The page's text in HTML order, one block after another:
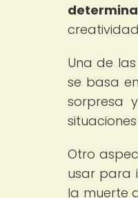
Una de
se basa
sorpresa
Otro
usar para
la muerte